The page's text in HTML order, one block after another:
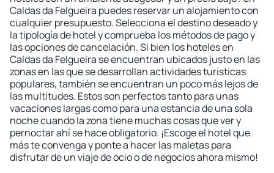
Caldas da Felgueira puedes reservar un alojamiento con
cualquier presupuesto. Selecciona el destino deseado y
la tipología de hotel y comprueba los métodos de pago y
las opciones de cancelación. Si bien los hoteles en
Caldas da Felgueira se encuentran ubicados justo en las
zonas en las que se desarrollan actividades turísticas
populares, también se encuentran un poco más lejos de
las multitudes. Estos son perfectos tanto para unas
vacaciones largas como para una estancia de una sola
noche cuando la zona tiene muchas cosas que ver y
pernoctar ahí se hace obligatorio. ¡Escoge el hotel que
más te convenga y ponte a hacer las maletas para
disfrutar de un viaje de ocio o de negocios ahora mismo!